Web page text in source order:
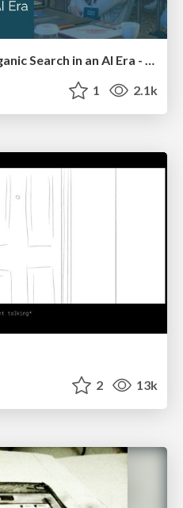
Winning Ecommerce Organic Search in an AI Era - #searchnstuff2025
1 2.1k
2 13k